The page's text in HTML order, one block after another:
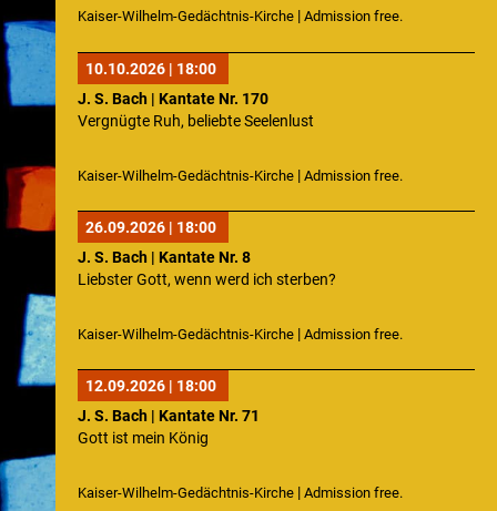
Kaiser-Wilhelm-Gedächtnis-Kirche Admission free.
10.10.2026 | 18:00
J. S. Bach | Kantate Nr. 170
Vergnügte Ruh, beliebte Seelenlust
Kaiser-Wilhelm-Gedächtnis-Kirche | Admission free.
26.09.2026 | 18:00
J. S. Bach | Kantate Nr. 8
Liebster Gott, wenn werd ich sterben?
Kaiser-Wilhelm-Gedächtnis-Kirche | Admission free.
12.09.2026 | 18:00
J. S. Bach | Kantate Nr. 71
Gott ist mein König
Kaiser-Wilhelm-Gedächtnis-Kirche | Admission free.